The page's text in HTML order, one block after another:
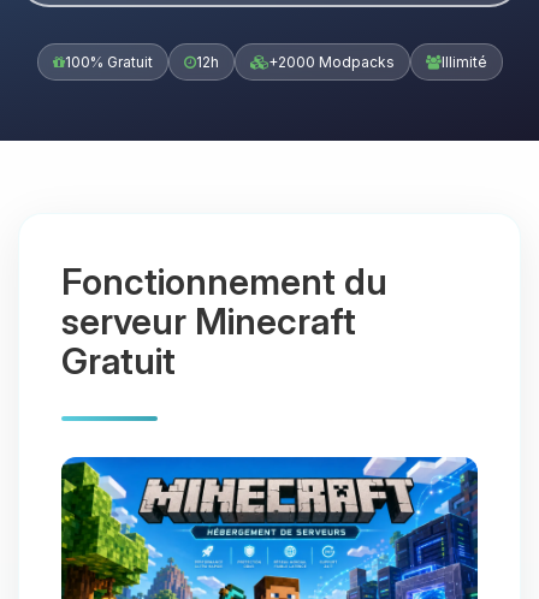
100% Gratuit 12h +2000 Modpacks Illimité
Fonctionnement du
serveur Minecraft
Gratuit